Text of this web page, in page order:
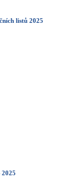
listů 2025